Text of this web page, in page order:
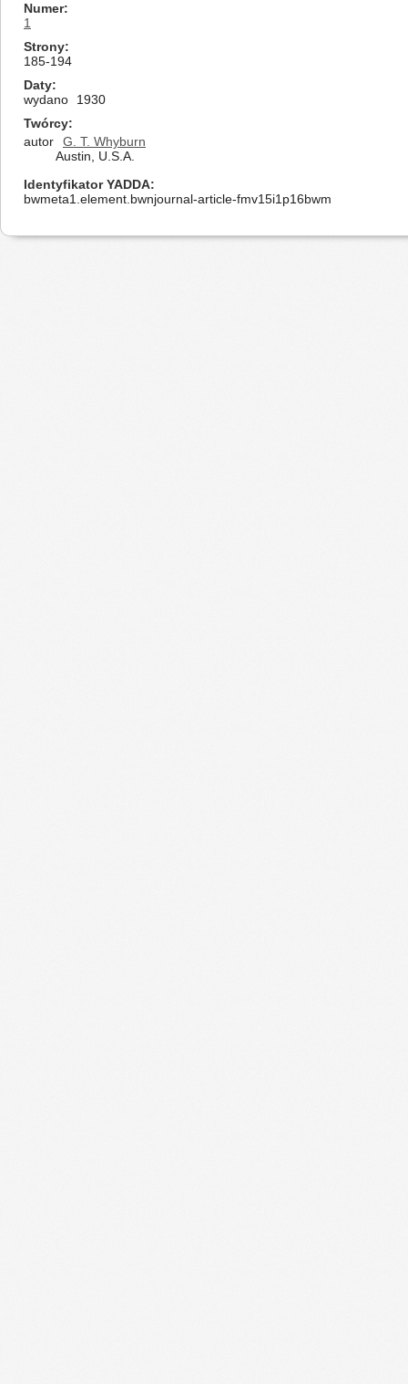
Numer
1
Strony
185-194
Daty
wydano
1930
Twórcy
autor
G. T. Whyburn
Austin, U.S.A.
Identyfikator YADDA
bwmeta1.element.bwnjournal-article-fmv15i1p16bwm